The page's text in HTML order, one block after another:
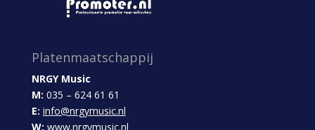
Platenmaatschappij
NRGY Music
M: 035 – 624 61 61
E: info@nrgymusic.nl
W: www.nrgymusic.nl